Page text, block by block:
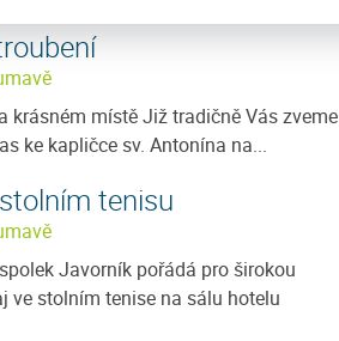
krásném místě Již tradičně Vás zveme
ke kapličce sv. Antonína na...
tenisu
Javorník pořádá pro širokou
ve stolním tenise na sálu hotelu